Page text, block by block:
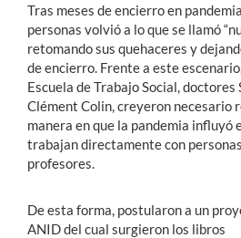
Tras meses de encierro en
personas volvió a lo que se llamó
retomando sus quehaceres y
de encierro. Frente a este
Escuela de Trabajo Social,
Clément Colin, creyeron necesario
manera en que la pandemia influyó
trabajan directamente con
profesores.
De esta forma, postularon a un
ANID del cual surgieron los libros